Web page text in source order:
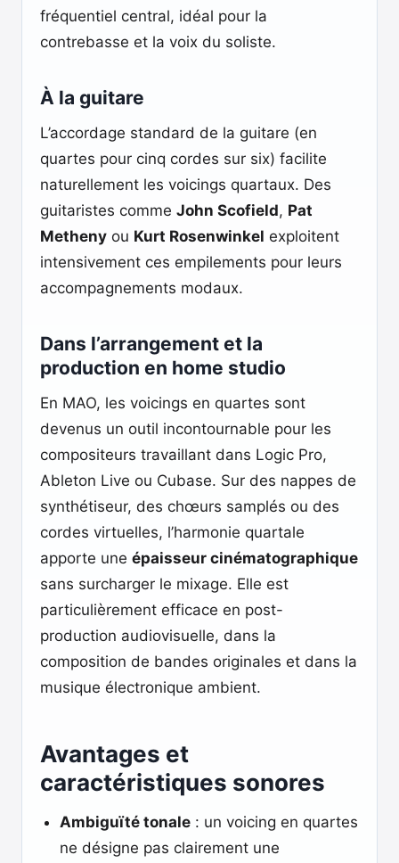
fréquentiel central, idéal pour la
contrebasse et la voix du soliste.
À la guitare
L’accordage standard de la guitare (en
quartes pour cinq cordes sur six) facilite
naturellement les voicings quartaux. Des
guitaristes comme John Scofield, Pat
Metheny ou Kurt Rosenwinkel exploitent
intensivement ces empilements pour leurs
accompagnements modaux.
Dans l’arrangement et la
production en home studio
En MAO, les voicings en quartes sont
devenus un outil incontournable pour les
compositeurs travaillant dans Logic Pro,
Ableton Live ou Cubase. Sur des nappes de
synthétiseur, des chœurs samplés ou des
cordes virtuelles, l’harmonie quartale
apporte une épaisseur cinématographique
sans surcharger le mixage. Elle est
particulièrement efficace en post-
production audiovisuelle, dans la
composition de bandes originales et dans la
musique électronique ambient.
Avantages et
caractéristiques sonores
Ambiguïté tonale : un voicing en quartes
ne désigne pas clairement une